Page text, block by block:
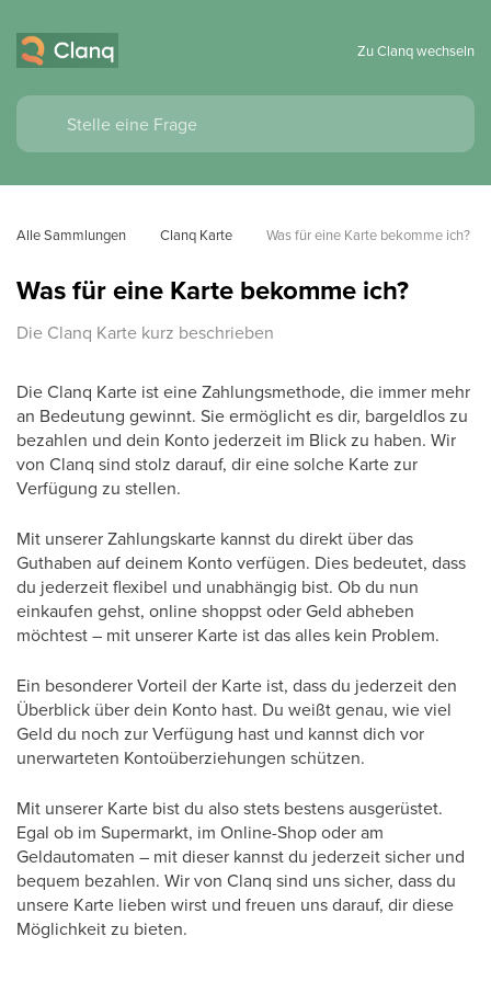
Zu Clanq wechseln
Alle Sammlungen Clanq Karte Was für eine Karte bekomme ich?
Was für eine Karte bekomme ich?
Die Clanq Karte kurz beschrieben
Die Clanq Karte ist eine Zahlungsmethode, die immer mehr
an Bedeutung gewinnt. Sie ermöglicht es dir, bargeldlos zu
bezahlen und dein Konto jederzeit im Blick zu haben. Wir
von Clanq sind stolz darauf, dir eine solche Karte zur
Verfügung zu stellen.
Mit unserer Zahlungskarte kannst du direkt über das
Guthaben auf deinem Konto verfügen. Dies bedeutet, dass
du jederzeit flexibel und unabhängig bist. Ob du nun
einkaufen gehst, online shoppst oder Geld abheben
möchtest – mit unserer Karte ist das alles kein Problem.
Ein besonderer Vorteil der Karte ist, dass du jederzeit den
Überblick über dein Konto hast. Du weißt genau, wie viel
Geld du noch zur Verfügung hast und kannst dich vor
unerwarteten Kontoüberziehungen schützen.
Mit unserer Karte bist du also stets bestens ausgerüstet.
Egal ob im Supermarkt, im Online-Shop oder am
Geldautomaten – mit dieser kannst du jederzeit sicher und
bequem bezahlen. Wir von Clanq sind uns sicher, dass du
unsere Karte lieben wirst und freuen uns darauf, dir diese
Möglichkeit zu bieten.